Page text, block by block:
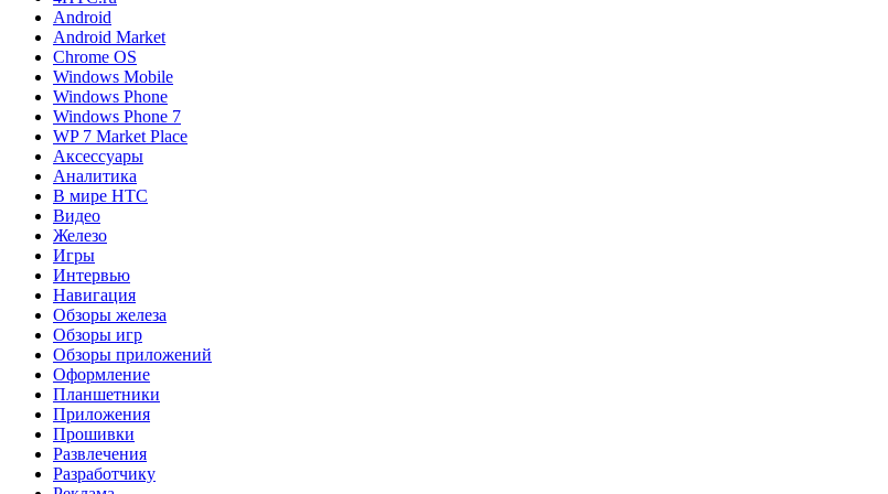
Android
Android Market
Chrome OS
Windows Mobile
Windows Phone
Windows Phone 7
WP 7 Market Place
Аксессуары
Аналитика
В мире HTC
Видео
Железо
Игры
Интервью
Навигация
Обзоры железа
Обзоры игр
Обзоры приложений
Оформление
Планшетники
Приложения
Прошивки
Развлечения
Разработчику